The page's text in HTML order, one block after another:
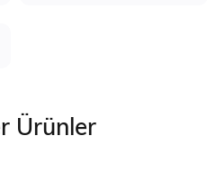
Ürünler